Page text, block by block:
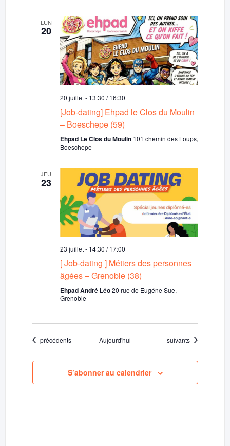
LUN
20
20 juillet - 13:30 /16:30
[Job-dating] Ehpad le Clos du Moulin
– Boeschepe (59)
Ehpad Le Clos du Moulin 101 chemin des Loups,
Boeschepe
JEU
23
23 juillet - 14:30 /17:00
[ Job-dating ] Métiers des personnes
âgées – Grenoble (38)
Ehpad André Léo20 rue de Eugéne Sue,
Grenoble
Évènements
précédents Aujourd'hui Évènements
suivants
S’abonner au calendrier